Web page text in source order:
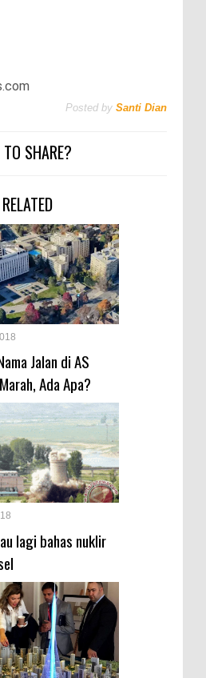
Posted by Santi Dian
SHARE?
RELATED
Jalan di AS
Ada Apa?
lagi bahas nuklir